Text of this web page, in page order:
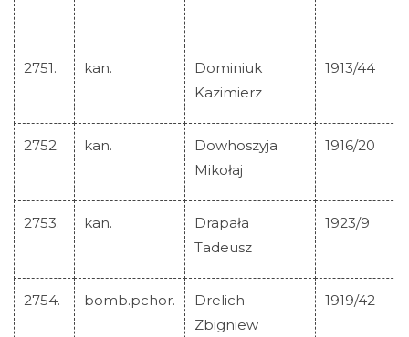
2751. kan.
Dominiuk
Kazimierz
1913/44
2752. kan.
Dowhoszyja
Mikołaj
1916/20
2753. kan.
Drapała
Tadeusz
1923/9
2754. bomb.pchor.
Drelich
Zbigniew
1919/42